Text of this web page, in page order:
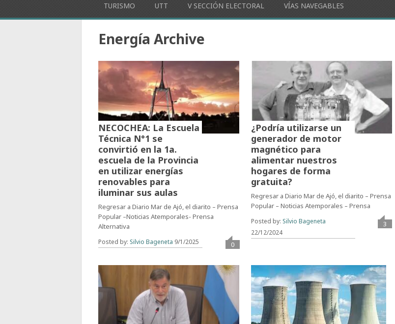
TURISMO
UTT V SECCIÓN ELECTORAL VÍAS NAVEGABLES
Energía Archive
NECOCHEA: La Escuela
Técnica N°1 se
convirtió en la 1a.
escuela de la Provincia
en utilizar energías
renovables para
iluminar sus aulas
Regresar a Diario Mar de Ajó, el diarito – Prensa
Popular –Noticias Atemporales- Prensa
Alternativa
Posted by: Silvio Bageneta 9/1/2025 0
¿Podría utilizarse un
generador de motor
magnético para
alimentar nuestros
hogares de forma
gratuita?
Regresar a Diario Mar de Ajó, el diarito – Prensa
Popular – Noticias Atemporales – Prensa
Posted by: Silvio Bageneta
22/12/2024
3